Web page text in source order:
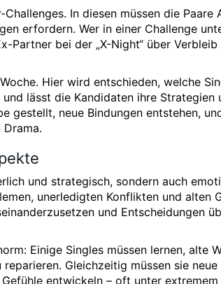
In diesen müssen die Paare
erfordern. Wer in einer Challenge
Partner bei der „X-Night“ über
Hier wird entschieden, welche
lässt die Kandidaten ihre
gestellt, neue Bindungen entstehen,
und strategisch, sondern auch
unerledigten Konflikten und alten
und Entscheidungen
Einige Singles müssen lernen, alte
Gleichzeitig müssen sie
entwickeln – oft unter